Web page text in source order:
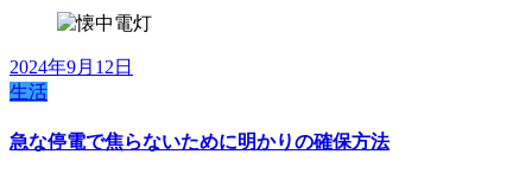
2024年9月12日
生活
急な停電で焦らないために明かりの確保方法